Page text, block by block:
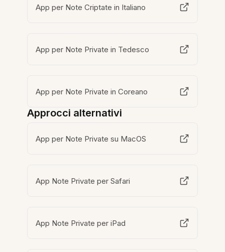
App per Note Criptate in Italiano
App per Note Private in Tedesco
App per Note Private in Coreano
Approcci alternativi
App per Note Private su MacOS
App Note Private per Safari
App Note Private per iPad